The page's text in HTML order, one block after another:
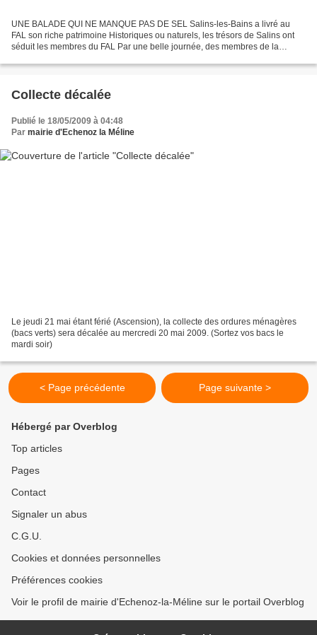
UNE BALADE QUI NE MANQUE PAS DE SEL Salins-les-Bains a livré au
FAL son riche patrimoine Historiques ou naturels, les trésors de Salins ont
séduit les membres du FAL Par une belle journée, des membres de la
Collecte décalée
Publié le 18/05/2009 à 04:48
Par mairie d'Echenoz la Méline
Le jeudi 21 mai étant férié (Ascension), la collecte des ordures ménagères
(bacs verts) sera décalée au mercredi 20 mai 2009. (Sortez vos bacs le
mardi soir)
< Page précédente Page suivante >
Hébergé par Overblog
Top articles
Pages
Contact
Signaler un abus
C.G.U.
Cookies et données personnelles
Préférences cookies
Voir le profil de mairie d'Echenoz-la-Méline sur le portail Overblog